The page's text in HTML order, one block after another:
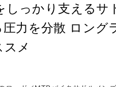
しっかり支えるサ
力を分散 ロング
メ